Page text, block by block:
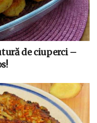
de ciuperci –